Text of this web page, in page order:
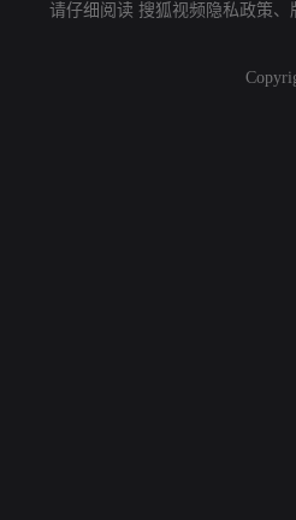
请仔细阅读 搜狐视频隐私政策、